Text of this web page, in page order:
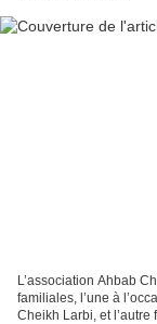
L’association Ahbab
familiales, l’une à
Cheikh Larbi, et